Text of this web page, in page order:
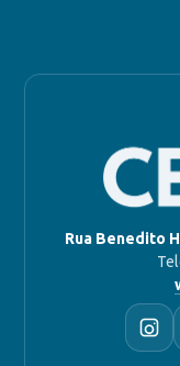
Rua Benedito